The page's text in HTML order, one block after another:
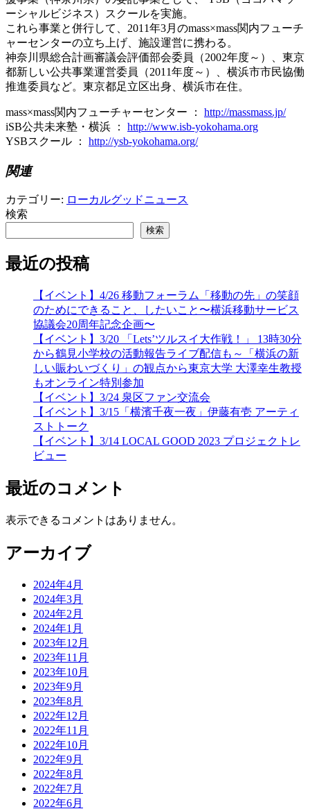
ーシャルビジネス）スクールを実施。
これら事業と併行して、2011年3月のmass×mass関内フューチ
ャーセンターの立ち上げ、施設運営に携わる。
神奈川県総合計画審議会評価部会委員（2002年度～）、東京
都新しい公共事業運営委員（2011年度～）、横浜市市民協働
推進委員など。東京都足立区出身、横浜市在住。
mass×mass関内フューチャーセンター ： http://massmass.jp/
iSB公共未来塾・横浜 ： http://www.isb-yokohama.org
YSBスクール ： http://ysb-yokohama.org/
関連
カテゴリー: ローカルグッドニュース
検索
検索
最近の投稿
【イベント】4/26 移動フォーラム「移動の先」の笑顔
のためにできること、したいこと〜横浜移動サービス
協議会20周年記念企画〜
【イベント】3/20 「Lets’ツルスイ大作戦！」 13時30分
から鶴見小学校の活動報告ライブ配信も～「横浜の新
しい賑わいづくり」の観点から東京大学 大澤幸生教授
もオンライン特別参加
【イベント】3/24 泉区ファン交流会
【イベント】3/15「横濱千夜一夜」伊藤有壱 アーティ
ストトーク
【イベント】3/14 LOCAL GOOD 2023 プロジェクトレ
ビュー
最近のコメント
表示できるコメントはありません。
アーカイブ
2024年4月
2024年3月
2024年2月
2024年1月
2023年12月
2023年11月
2023年10月
2023年9月
2023年8月
2022年12月
2022年11月
2022年10月
2022年9月
2022年8月
2022年7月
2022年6月